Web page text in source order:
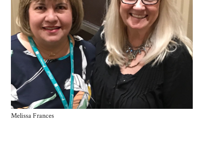
Melissa Frances